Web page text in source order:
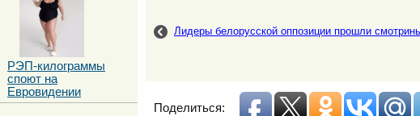
Лидеры белорусской оппозиции прошли
Поделиться:
РЭП-килограммы
споют на
Евровидении